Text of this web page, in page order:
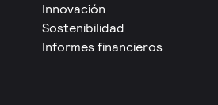
Innovación
Sostenibilidad
Informes financieros